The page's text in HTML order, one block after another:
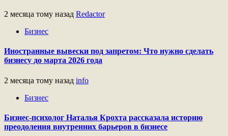
2 месяца тому назад Redactor
Бизнес
Иностранные вывески под запретом: Что нужно сделать
бизнесу до марта 2026 года
2 месяца тому назад info
Бизнес
Бизнес-психолог Наталья Крохта рассказала историю
преодоления внутренних барьеров в бизнесе